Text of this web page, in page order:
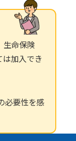
生命保険
加入でき
必要性を感